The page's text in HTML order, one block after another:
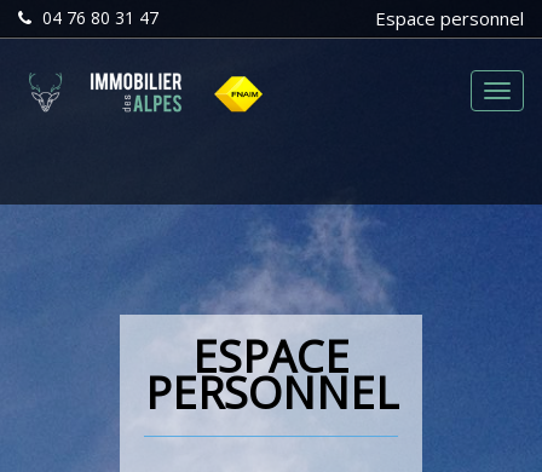
04 76 80 31 47 Espace personnel
Menu
ESPACE
PERSONNEL